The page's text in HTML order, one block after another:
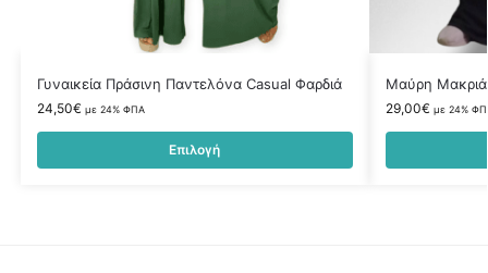
Γυναικεία Πράσινη Παντελόνα Casual Φαρδιά
24,50€ με 24% ΦΠΑ
Επιλογή
Μαύρη Μακριά
29,00€ με 24%